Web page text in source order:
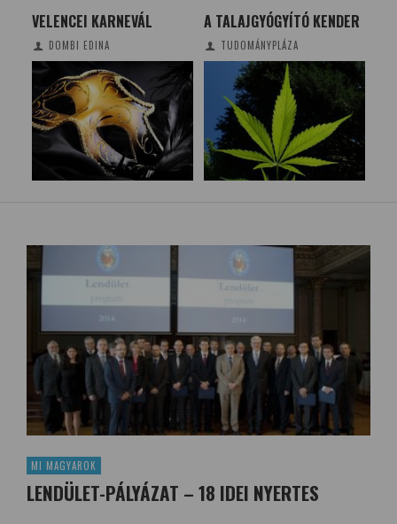
VELENCEI KARNEVÁL
DOMBI EDINA
A TALAJGYÓGYÍTÓ KENDER
TUDOMÁNYPLÁZA
MI MAGYAROK
LENDÜLET-PÁLYÁZAT – 18 IDEI NYERTES